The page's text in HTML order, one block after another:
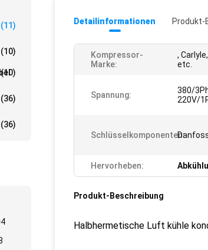
(11)
(10)
(10)
(36)
(36)
Detailinformationen Produkt-
Kompressor-
Marke:
,
etc.
Spannung:
380/
220V/
Schlüsselkomponenten:
Hervorheben:
Produkt-Beschreibung
Halbhermetische Luft kühle